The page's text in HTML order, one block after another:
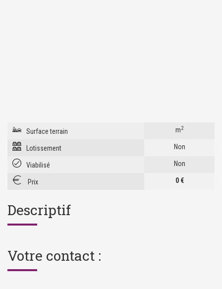
Surface terrain m2
Lotissement Non
Viabilisé Non
Prix 0 €
Descriptif
Votre contact :